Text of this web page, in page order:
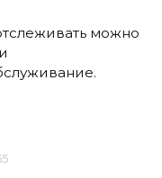
можно